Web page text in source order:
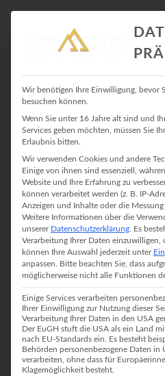
PARTNER,
Ich setze bei meinen
Anbieter und kleine Läden.
Händlern auch nach, ob sie dies oder
wenn alle Möglichkeiten vor Ort
online. Ich bin der Ansicht, dass man
investieren sollte bevor man im
bequemer ist von der Couch aus
Wir benötigen Ihre Einwilligung, bevor
besuchen können.
Wenn Sie unter 16 Jahre alt sind und
Services geben möchten, müssen Sie
Erlaubnis bitten.
Wir verwenden Cookies und andere
Einige von ihnen sind essenziell,
Website und Ihre Erfahrung zu
können verarbeitet werden (z. B. IP-
Anzeigen und Inhalte oder die
Weitere Informationen über die
unserer Datenschutzerklärung Es
Verarbeitung Ihrer Daten einzuwilligen,
können Ihre Auswahl jederzeit unter
anpassen.
Bitte beachten Sie, dass
möglicherweise nicht alle Funktionen
Einige Services verarbeiten
Ihrer Einwilligung zur Nutzung dieser
Verarbeitung Ihrer Daten in den USA
Der EuGH stuft die USA als ein Land
nach EU-Standards ein. Es besteht
Behörden personenbezogene Daten in
verarbeiten, ohne dass für
Klagemöglichkeit besteht.